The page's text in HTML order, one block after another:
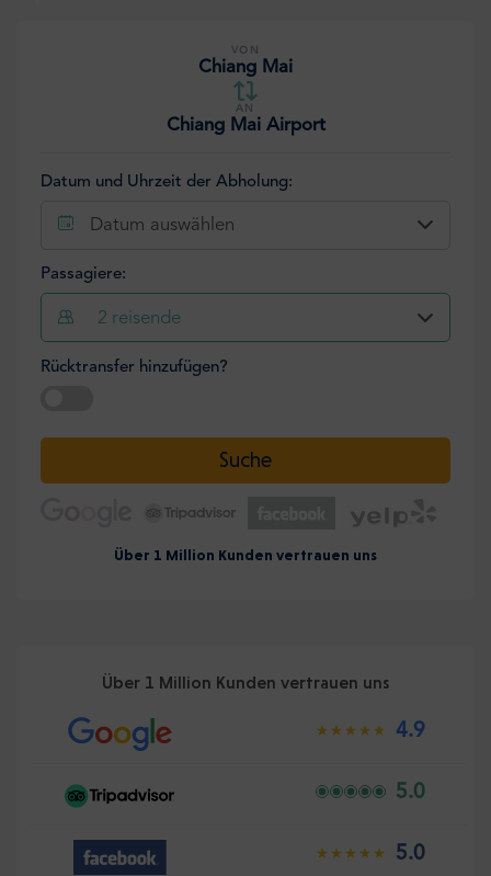
VON
Chiang Mai
AN
Chiang Mai Airport
Datum und Uhrzeit der Abholung:
Datum auswählen
Passagiere:
2 reisende
Rücktransfer hinzufügen?
Suche
Über 1 Million Kunden vertrauen uns
Über 1 Million Kunden vertrauen uns
4.9
5.0
5.0